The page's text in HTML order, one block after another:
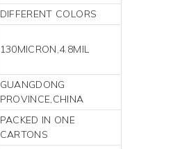
DIFFERENT COLORS
130MICRON,4.8MIL
GUANGDONG
PROVINCE,CHINA
PACKED IN ONE
CARTONS